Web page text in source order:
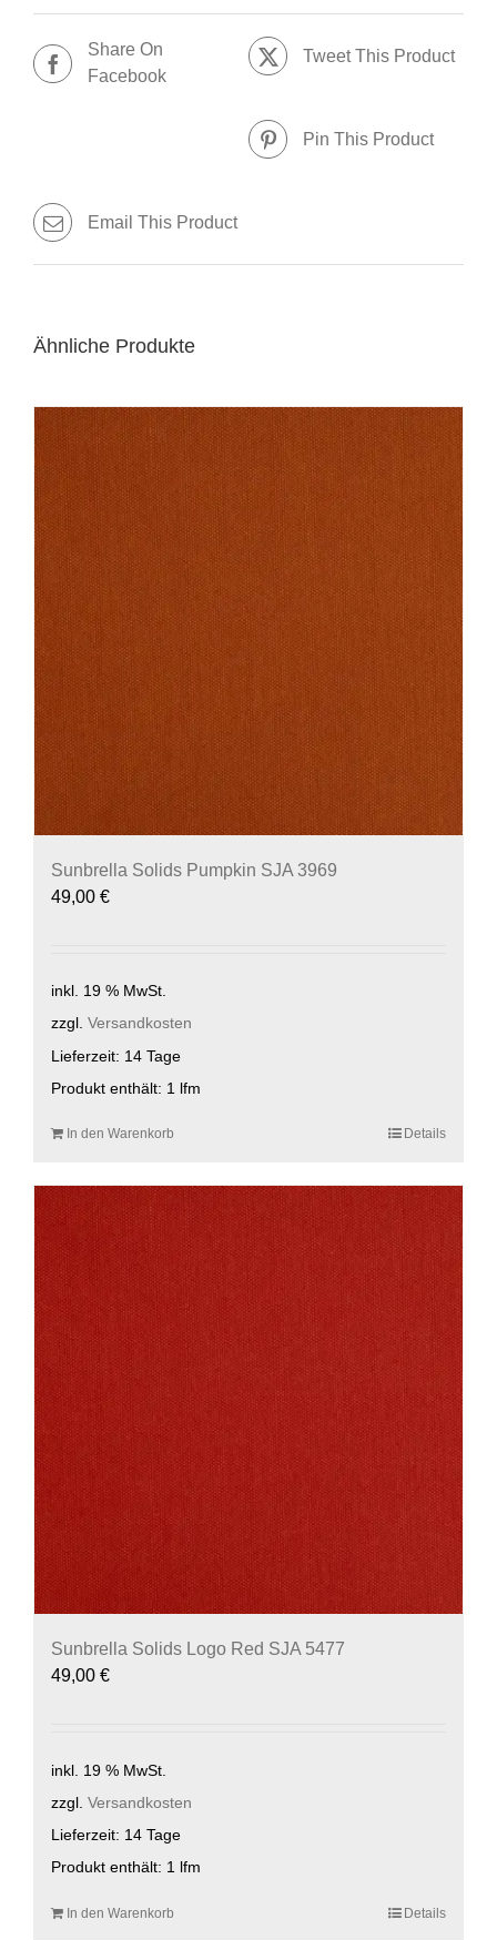
Share On
Facebook
Tweet This Product
Pin This Product
Email This Product
Ähnliche Produkte
Sunbrella Solids Pumpkin SJA 3969
49,00 €
inkl. 19 % MwSt.
zzgl. Versandkosten
Lieferzeit: 14 Tage
Produkt enthält: 1 lfm
In den Warenkorb Details
Sunbrella Solids Logo Red SJA 5477
49,00 €
inkl. 19 % MwSt.
zzgl. Versandkosten
Lieferzeit: 14 Tage
Produkt enthält: 1 lfm
In den Warenkorb Details